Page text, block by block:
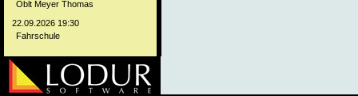
Oblt Meyer Thomas
22.09.2026 19:30
Fahrschule